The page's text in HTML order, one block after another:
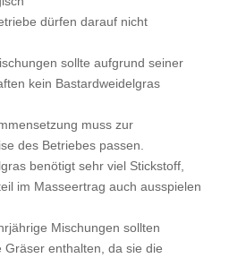
dürfen darauf nicht
sollte aufgrund seiner
kein Bastardweidelgras
muss zur
des Betriebes passen.
benötigt sehr viel Stickstoff,
im Masseertrag auch ausspielen
Mischungen sollten
Gräser enthalten, da sie die